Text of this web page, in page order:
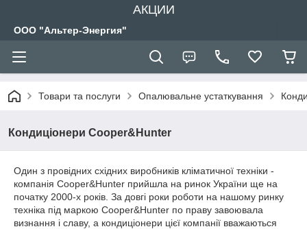
АКЦИИ
ООО "Альтер-Энергия"
Товари та послуги Опалювальне устаткування
Кондиціонери Cooper&Hunter
Один з провідних східних виробників кліматичної техніки -
компанія Cooper&Hunter прийшла на ринок України ще на
початку 2000-х років. За довгі роки роботи на нашому ринку
техніка під маркою Cooper&Hunter по праву завоювала
визнання і славу, а кондиціонери цієї компанії вважаються